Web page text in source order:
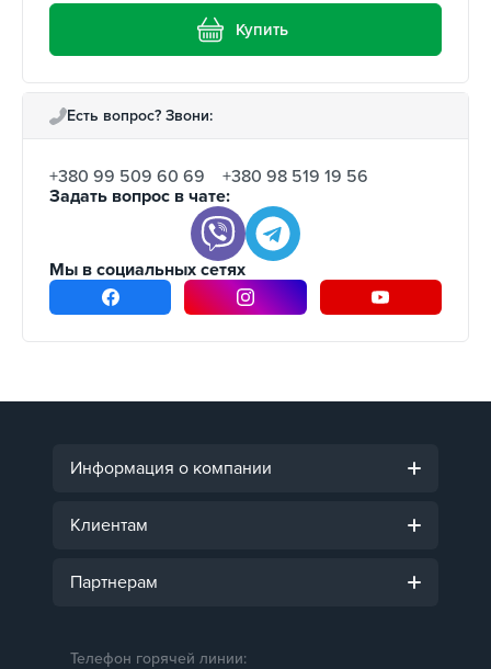
Купить
Есть вопрос? Звони:
+380 99 509 60 69
+380 98 519 19 56
Задать вопрос в чате:
Мы в социальных сетях
Информация о компании
Клиентам
Партнерам
Телефон горячей линии: